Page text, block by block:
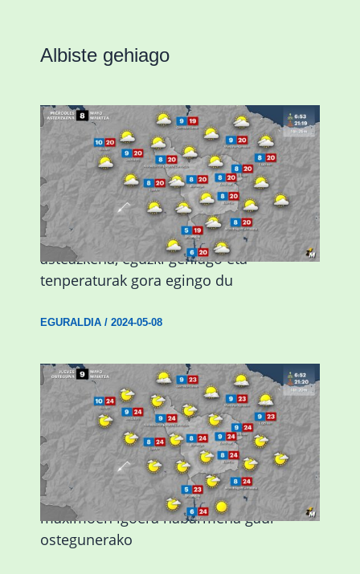
Albiste gehiago
Eguraldiak hobera egingo du gaur,
asteazkena, eguzki gehiago eta
tenperaturak gora egingo du
EGURALDIA/ 2024-05-08
Giro eguzkitsua eta tenperatura
maximoen igoera nabarmena gaur
ostegunerako